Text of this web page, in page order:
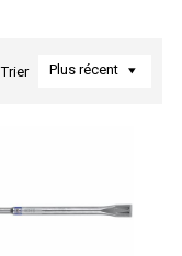
Trier Plus récent